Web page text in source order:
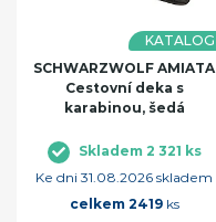
KATALOG
SCHWARZWOLF AMIATA
Cestovní deka s
karabinou, šedá
Skladem 2 321 ks
Ke dni 31.08.2026 skladem
celkem 2419ks